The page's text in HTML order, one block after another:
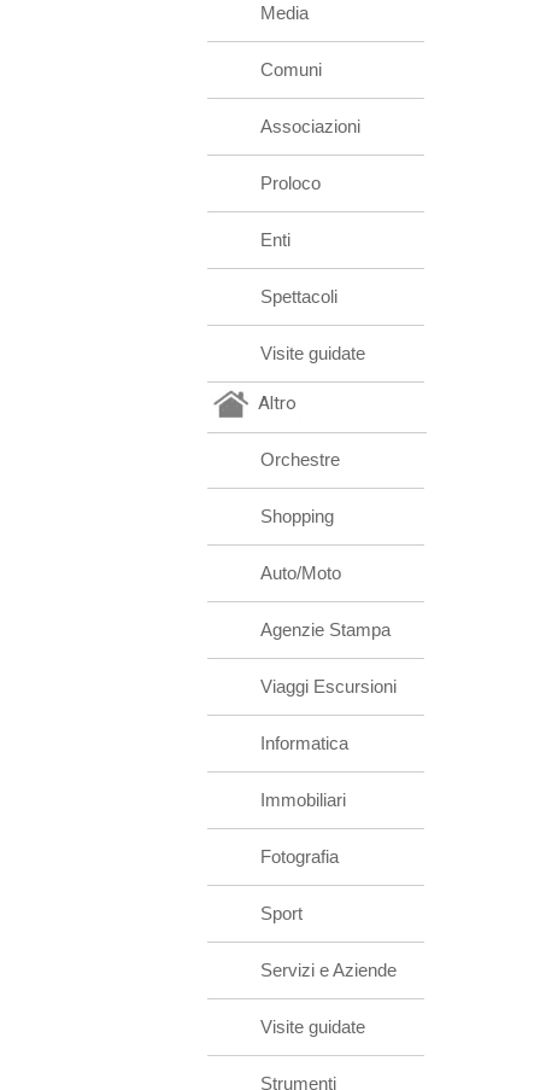
Media
Comuni
Associazioni
Proloco
Enti
Spettacoli
Visite guidate
Altro
Orchestre
Shopping
Auto/Moto
Agenzie Stampa
Viaggi Escursioni
Informatica
Immobiliari
Fotografia
Sport
Servizi e Aziende
Visite guidate
Strumenti